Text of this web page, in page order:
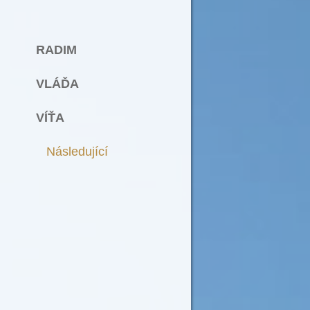
RADIM
VLÁĎA
VÍŤA
Následující